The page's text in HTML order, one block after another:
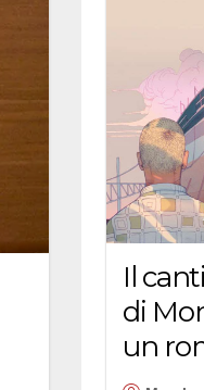
Il
di
un